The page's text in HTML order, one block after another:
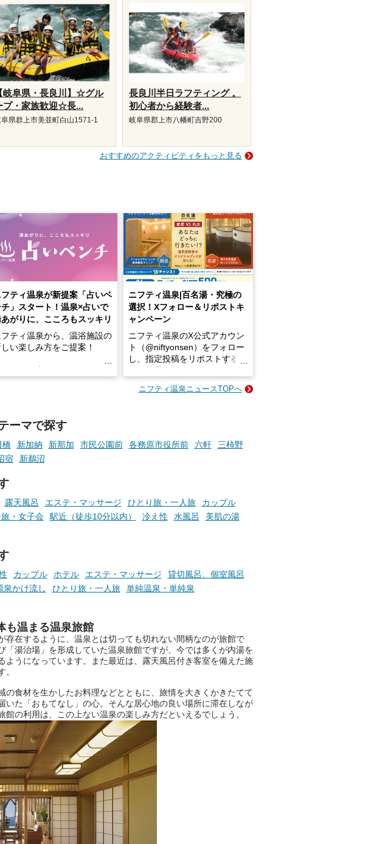
岐阜県・長良川】☆グル
プ・家族歓迎☆長...
阜県群上市美並町白山1571-1
長良川半日ラフティング 。
初心者から経験者...
岐阜県郡上市八幡町吉野200
おすすめのアクティビティをもっと見る
フティ温泉が新提案「占いベ
チ」スタート！温泉×占いで
がりに、こころもスッキリ
フティ温泉から、温浴施設の
い楽しみ方をご提案！
やタロットなど気軽に楽し
占いで、“ととのう”おふろ
を、もっと特別に。
ニフティ温泉|百名湯・究極の
選択！Xフォロー＆リポストキ
ャンペーン
ニフティ温泉のX公式アカウン
ト（@niftyonsen）をフォロー
し、指定投稿をリポストする
GIFT500円分をプレゼントい
ニフティ温泉ニュースTOPへ
ーマで探す
橋 新加納 新那加 市民公園前 各務原市役所前 六軒
三柿野
宿 新鵜沼
露天風呂 エステ・マッサージ ひとり旅・一人旅
カップル
・女子会 駅近（徒歩10分以内） 冷え性 水風呂
美肌の湯
カップル ホテル エステ・マッサージ
貸切風呂、個室風呂
泉かけ流し ひとり旅・一人旅
単純温泉・単純泉
も温まる温泉旅館
存在するように、温泉とは切っても切れない間柄なのが旅館で
「湯治場」を形成していた温泉旅館ですが、今では多くが内湯を
ようになっています。また最近は、露天風呂付き客室を備えた施
の食材を生かしたお料理などとともに、旅情を大きくかきたてて
いた「おもてなし」の心。そんな居心地の良い場所に滞在しなが
の利用は、この上ない温泉の楽しみ方だといえるでしょう。